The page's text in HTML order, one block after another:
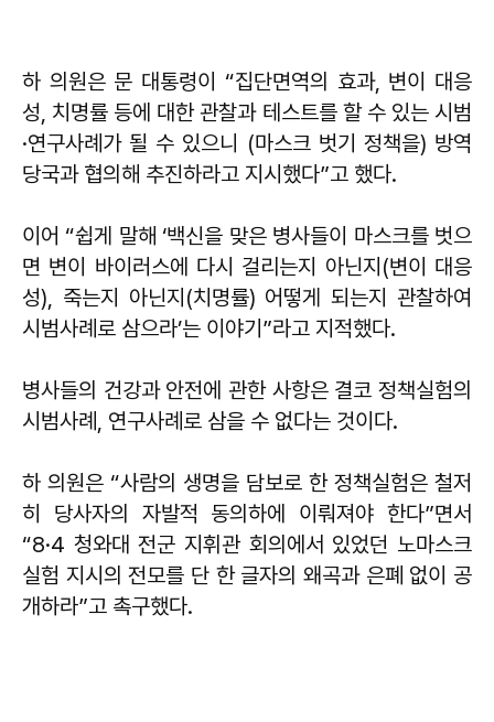
하 의원은 문 대통령이 “집단면역의 효과, 변이 대응
성, 치명률 등에 대한 관찰과 테스트를 할 수 있는 시범
·연구사례가 될 수 있으니 (마스크 벗기 정책을) 방역
당국과 협의해 추진하라고 지시했다”고 했다.
이어 “쉽게 말해 ‘백신을 맞은 병사들이 마스크를 벗으
면 변이 바이러스에 다시 걸리는지 아닌지(변이 대응
성), 죽는지 아닌지(치명률) 어떻게 되는지 관찰하여
시범사례로 삼으라’는 이야기”라고 지적했다.
병사들의 건강과 안전에 관한 사항은 결코 정책실험의
시범사례, 연구사례로 삼을 수 없다는 것이다.
하 의원은 “사람의 생명을 담보로 한 정책실험은 철저
히 당사자의 자발적 동의하에 이뤄져야 한다”면서
“8·4 청와대 전군 지휘관 회의에서 있었던 노마스크
실험 지시의 전모를 단 한 글자의 왜곡과 은폐 없이 공
개하라”고 촉구했다.